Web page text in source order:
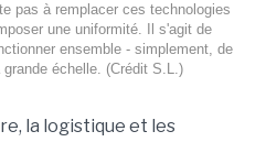
pas à remplacer ces technologies
une uniformité. Il s'agit de
ensemble - simplement, de
échelle. (Crédit S.L.)
la logistique et les